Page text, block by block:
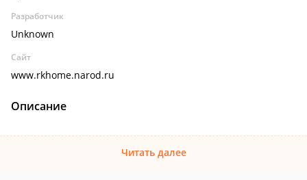
Разработчик
Unknown
Сайт
www.rkhome.narod.ru
Описание
Читать далее